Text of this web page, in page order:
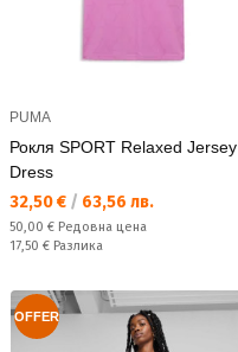
PUMA
Рокля SPORT Relaxed Jersey
Dress
Текуща цена:
32,50 € / 63,56 лв.
Редовна цена:
50,00 € Редовна цена
Спестявате:
17,50 € Разлика
OFFER